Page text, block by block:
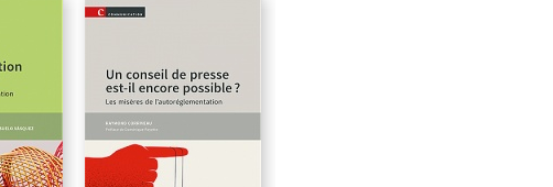
73
79
83
87
91